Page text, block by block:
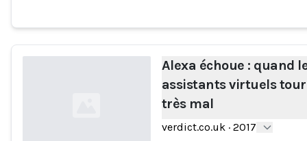
Alexa échoue : quand
assistants virtuels
très mal
verdict.co.uk· 2017